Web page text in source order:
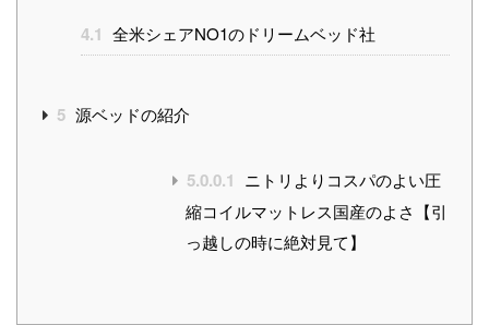
4.1 全米シェアNO1のドリームベッド社
5 源ベッドの紹介
5.0.0.1 ニトリよりコスパのよい圧
縮コイルマットレス国産のよさ【引
っ越しの時に絶対見て】